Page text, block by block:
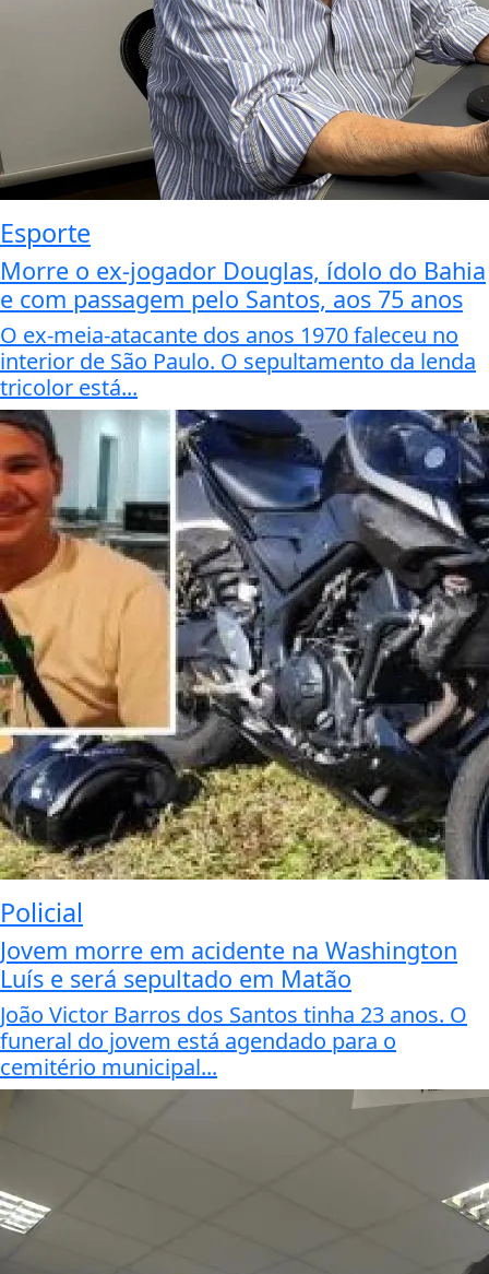
Esporte
Morre o ex-jogador Douglas, ídolo do Bahia
e com passagem pelo Santos, aos 75 anos
O ex-meia-atacante dos anos 1970 faleceu no
interior de São Paulo. O sepultamento da lenda
tricolor está...
Policial
Jovem morre em acidente na Washington
Luís e será sepultado em Matão
João Victor Barros dos Santos tinha 23 anos. O
funeral do jovem está agendado para o
cemitério municipal...